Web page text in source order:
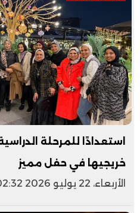
استعدادًا للمرحلة
خريجيها في حفل مميز
الأربعاء، 22 يوليو 2026 02:32 م